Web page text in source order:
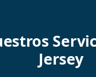
Jersey